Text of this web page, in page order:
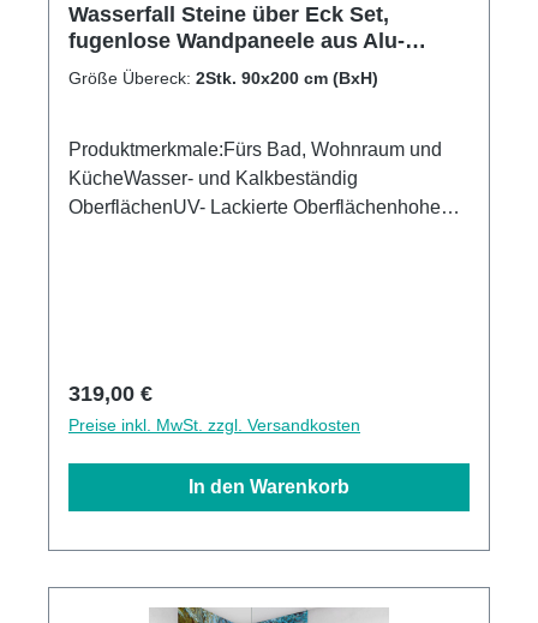
Wasserfall Steine über Eck Set,
fugenlose Wandpaneele aus Alu-
Verbund 3mm, Duschrückwand
Größe Übereck: 2Stk. 90x200 cm (BxH)
Produktmerkmale:Fürs Bad, Wohnraum und
KücheWasser- und Kalkbeständig
OberflächenUV- Lackierte Oberflächenhohe
Regulärer Preis:
319,00 €
Preise inkl. MwSt. zzgl. Versandkosten
In den Warenkorb